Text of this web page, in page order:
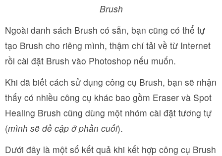
Brush
Ngoài danh sách Brush có sẵn, bạn cũng có thể tự
tạo Brush cho riêng mình, thậm chí tải về từ Internet
rồi cài đặt Brush vào Photoshop nếu muốn.
Khi đã biết cách sử dụng công cụ Brush, bạn sẽ nhận
thấy có nhiều công cụ khác bao gồm Eraser và Spot
Healing Brush cũng dùng một nhóm cài đặt tương tự
(mình sẽ đề cập ở phần cuối).
Dưới đây là một số kết quả khi kết hợp công cụ Brush